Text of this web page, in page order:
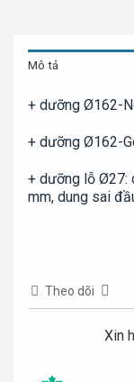
Mô tả
+ dưỡng Ø162-
+ dưỡng Ø162-
+ dưỡng lỗ Ø27:
mm, dung sai
Theo dõi
Xin